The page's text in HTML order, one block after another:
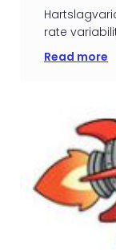
rate
Read more